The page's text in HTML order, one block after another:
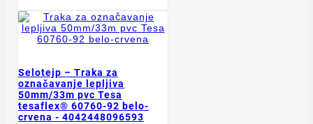
Selotejp – Traka za
označavanje lepljiva
50mm/33m pvc Tesa
tesaflex® 60760-92 belo-
crvena - 4042448096593